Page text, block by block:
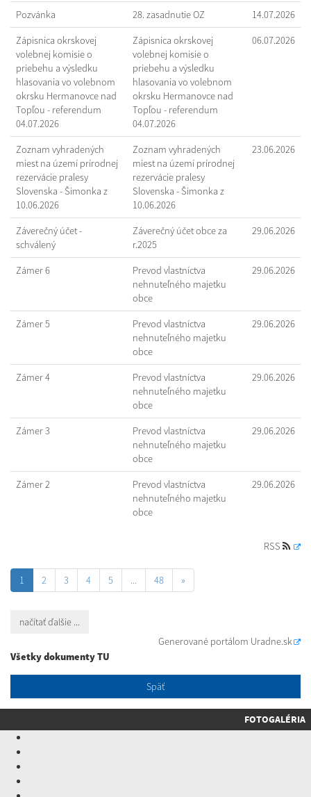
Pozvánka 28. zasadnutie OZ 14.07.2026
Zápisnica okrskovej
volebnej komisie o
priebehu a výsledku
hlasovania vo volebnom
okrsku Hermanovce nad
Topľou - referendum
04.07.2026
Zápisnica okrskovej
volebnej komisie o
priebehu a výsledku
hlasovania vo volebnom
okrsku Hermanovce nad
Topľou - referendum
04.07.2026
06.07.2026
Zoznam vyhradených
miest na území prírodnej
rezervácie pralesy
Slovenska - Šimonka z
10.06.2026
Zoznam vyhradených
miest na území prírodnej
rezervácie pralesy
Slovenska - Šimonka z
10.06.2026
23.06.2026
Záverečný účet -
schválený
Záverečný účet obce za
r.2025
29.06.2026
Zámer 6
Prevod vlastníctva
nehnuteľného majetku
obce
29.06.2026
Zámer 5
Prevod vlastníctva
nehnuteľného majetku
obce
29.06.2026
Zámer 4
Prevod vlastníctva
nehnuteľného majetku
obce
29.06.2026
Zámer 3
Prevod vlastníctva
nehnuteľného majetku
obce
29.06.2026
Zámer 2
Prevod vlastníctva
nehnuteľného majetku
obce
29.06.2026
RSS
1 2 3 4 5 ... 48 »
načítať ďalšie ...
Generované portálom Uradne.sk
Všetky dokumenty TU
Späť
FOTOGALÉRIA